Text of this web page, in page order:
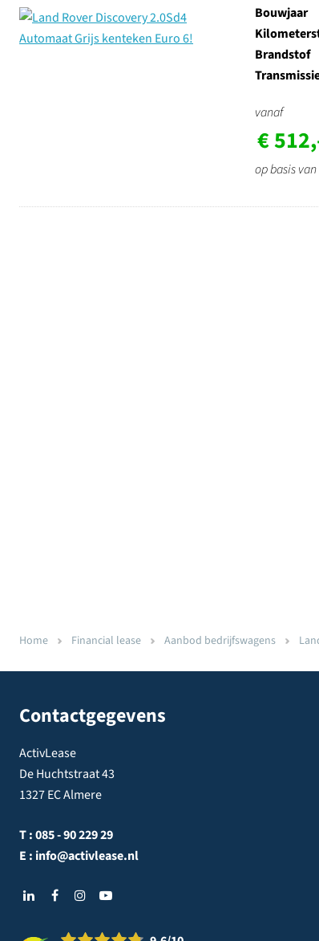
Bouwjaar
Brandstof
vanaf
€
op basis
Home Financial lease Aanbod bedrijfswagens
Contactgegevens
ActivLease
De Huchtstraat 43
1327 EC Almere
T :085 - 90 229 29
E : info@activlease.nl